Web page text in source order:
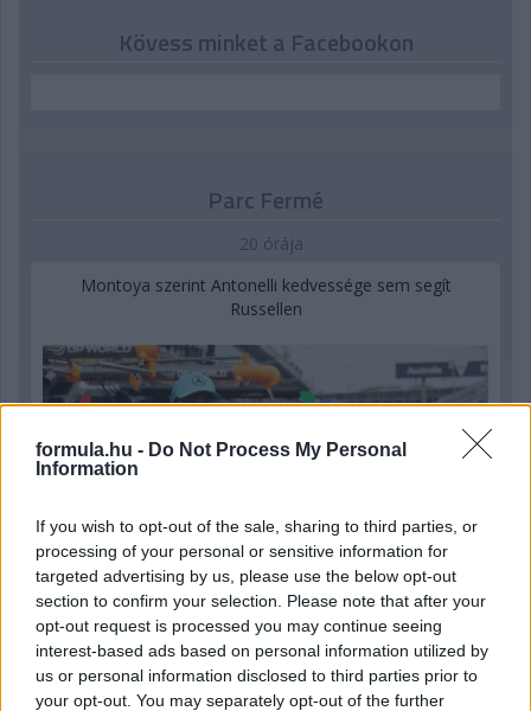
formula.hu - Do Not Process My Personal
Information
If you wish to opt-out of the sale, sharing to third parties, or
processing of your personal or sensitive information for
targeted advertising by us, please use the below opt-out
section to confirm your selection. Please note that after your
opt-out request is processed you may continue seeing
interest-based ads based on personal information utilized by
us or personal information disclosed to third parties prior to
your opt-out. You may separately opt-out of the further
Kövess minket a Facebookon
Parc Fermé
20 órája
Montoya szerint Antonelli kedvessége sem segít
Russellen
1 napja